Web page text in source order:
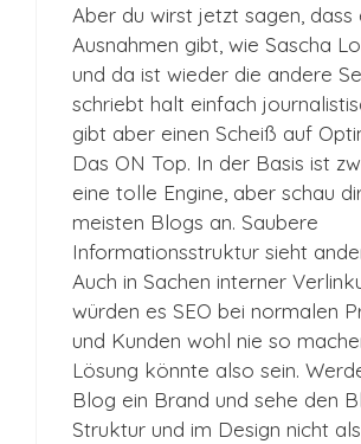
Aber du wirst jetzt sagen, dass
Ausnahmen gibt, wie Sascha
und da ist wieder die andere
schriebt halt einfach
gibt aber einen Scheiß auf
Das ON Top. In der Basis ist
eine tolle Engine, aber schau
meisten Blogs an. Saubere
Informationsstruktur sieht
Auch in Sachen interner
würden es SEO bei normalen
und Kunden wohl nie so
Lösung könnte also sein.
Blog ein Brand und sehe den
Struktur und im Design nicht